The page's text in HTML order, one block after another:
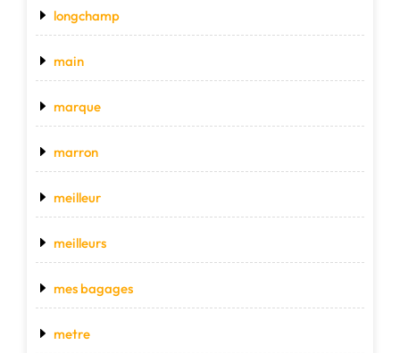
longchamp
main
marque
marron
meilleur
meilleurs
mes bagages
metre